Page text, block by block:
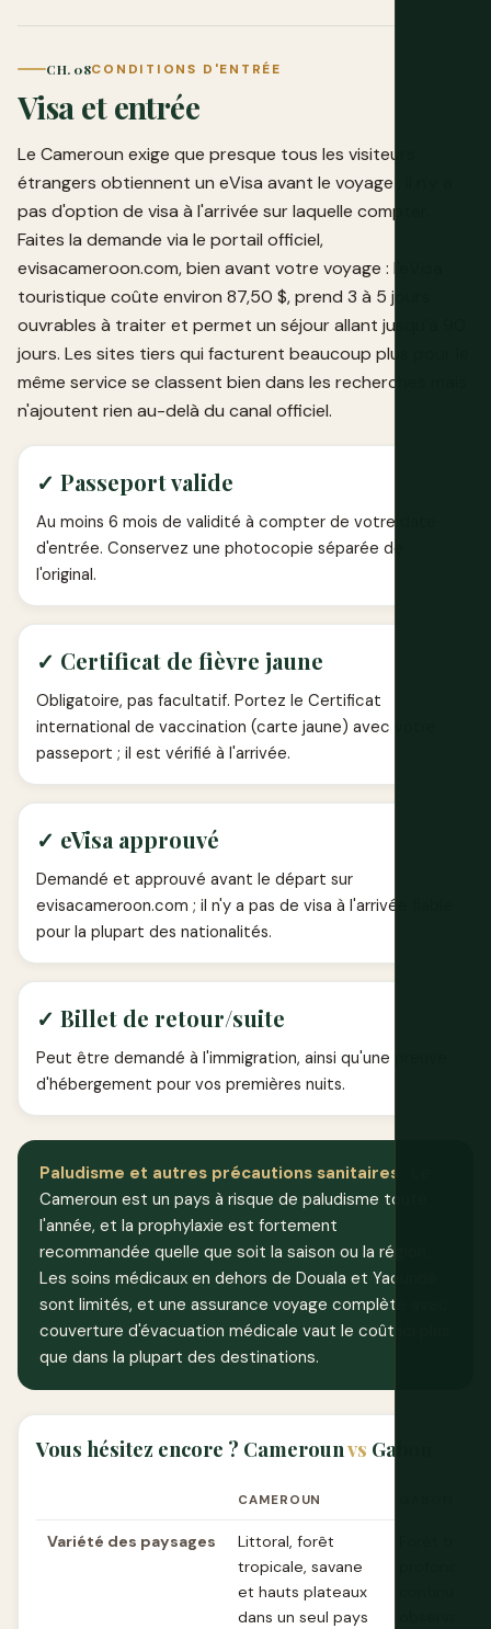
CH. 08CONDITIONS D'ENTRÉE
Visa et entrée
Le Cameroun exige que presque tous les visiteurs
étrangers obtiennent un eVisa avant le voyage ; il n'y a
pas d'option de visa à l'arrivée sur laquelle compter.
Faites la demande via le portail officiel,
evisacameroon.com, bien avant votre voyage : l'eVisa
touristique coûte environ 87,50 $, prend 3 à 5 jours
ouvrables à traiter et permet un séjour allant jusqu'à 90
jours. Les sites tiers qui facturent beaucoup plus pour le
même service se classent bien dans les recherches mais
n'ajoutent rien au-delà du canal officiel.
✓ Passeport valide
Au moins 6 mois de validité à compter de votre date
d'entrée. Conservez une photocopie séparée de
l'original.
✓ Certificat de fièvre jaune
Obligatoire, pas facultatif. Portez le Certificat
international de vaccination (carte jaune) avec votre
passeport ; il est vérifié à l'arrivée.
✓ eVisa approuvé
Demandé et approuvé avant le départ sur
evisacameroon.com ; il n'y a pas de visa à l'arrivée fiable
pour la plupart des nationalités.
✓ Billet de retour/suite
Peut être demandé à l'immigration, ainsi qu'une preuve
d'hébergement pour vos premières nuits.
Paludisme et autres précautions sanitaires :
Cameroun est un pays à risque de paludisme toute
l'année, et la prophylaxie est fortement
recommandée quelle que soit la saison ou la région.
Les soins médicaux en dehors de Douala et Yaoundé
sont limités, et une assurance voyage complète avec
couverture d'évacuation médicale vaut le coût ici plus
que dans la plupart des destinations.
Vous hésitez encore ? Camerounvs Gabon
CAMEROUN
Variété des paysages
Littoral, forêt
tropicale, savane
et hauts plateaux
dans un seul pays